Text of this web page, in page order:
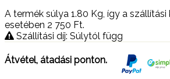
A termék súlya 1.80 Kg, így a
esetében 2 750 Ft.
Szállítási díj: Súlytól függ
Átvétel, átadási ponton.